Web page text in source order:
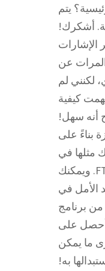
يتم
أشكرك!
الإشارات
عن
لكنني لم
كيفية
أنه سهل!
بناءً على
مثلها في
Olymp Trade فوركس و FTT. ويمكنك
الأمل في
برنامج
أحصل على
ما يمكن
به!